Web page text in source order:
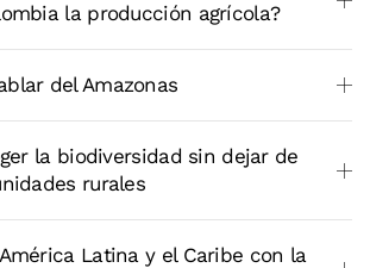
la producción agrícola?
del Amazonas
la biodiversidad sin dejar de
rurales
Latina y el Caribe con la